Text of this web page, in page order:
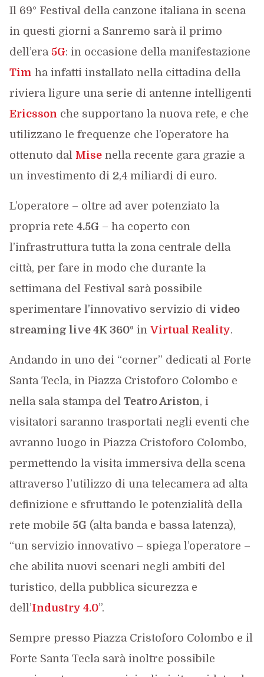
Il 69° Festival della canzone italiana in scena
in questi giorni a Sanremo sarà il primo
dell’era 5G: in occasione della manifestazione
Tim ha infatti installato nella cittadina della
riviera ligure una serie di antenne intelligenti
Ericsson che supportano la nuova rete, e che
utilizzano le frequenze che l’operatore ha
ottenuto dal Misenella recente gara grazie a
un investimento di 2,4 miliardi di euro.
L’operatore – oltre ad aver potenziato la
propria rete 4.5G – ha coperto con
l’infrastruttura tutta la zona centrale della
città, per fare in modo che durante la
settimana del Festival sarà possibile
sperimentare l’innovativo servizio di video
streaming live 4K 360º in Virtual Reality.
Andando in uno dei “corner” dedicati al Forte
Santa Tecla, in Piazza Cristoforo Colombo e
nella sala stampa del Teatro Ariston, i
visitatori saranno trasportati negli eventi che
avranno luogo in Piazza Cristoforo Colombo,
permettendo la visita immersiva della scena
attraverso l’utilizzo di una telecamera ad alta
definizione e sfruttando le potenzialità della
rete mobile 5G (alta banda e bassa latenza),
“un servizio innovativo – spiega l’operatore –
che abilita nuovi scenari negli ambiti del
turistico, della pubblica sicurezza e
dell’Industry 4.0”.
Sempre presso Piazza Cristoforo Colombo e il
Forte Santa Tecla sarà inoltre possibile